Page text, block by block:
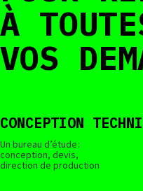
À
VOS
CONCEPTION
Un bureau d’étude :
conception, devis,
direction de production